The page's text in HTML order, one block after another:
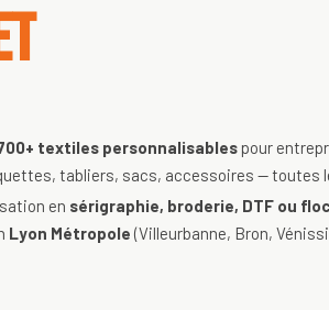
textiles personnalisables pour
tabliers, sacs, accessoires — toutes
en sérigraphie, broderie, DTF ou
Lyon Métropole (Villeurbanne, Bron,